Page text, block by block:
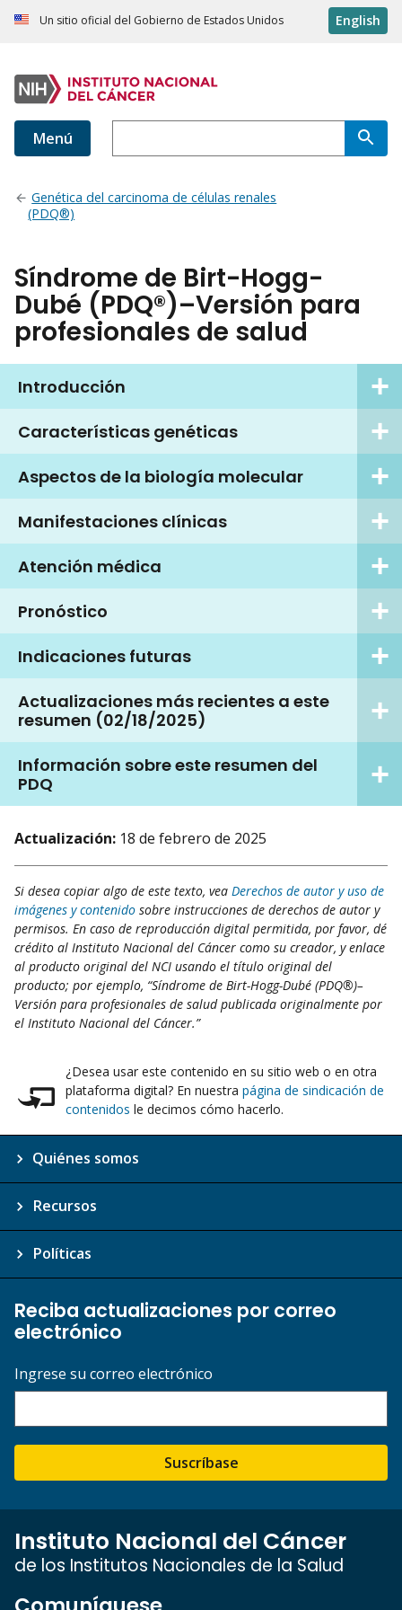
Un sitio oficial del Gobierno de Estados Unidos English
Menú
Genética del carcinoma de células renales
(PDQ®)
Síndrome de Birt-Hogg-
Dubé (PDQ®)–Versión para
profesionales de salud
Introducción
Características genéticas
Aspectos de la biología molecular
Manifestaciones clínicas
Atención médica
Pronóstico
Indicaciones futuras
Actualizaciones más recientes a este
resumen (02/18/2025)
Información sobre este resumen del
PDQ
Actualización: 18 de febrero de 2025
Si desea copiar algo de este texto, vea Derechos de autor y uso de
imágenes y contenido sobre instrucciones de derechos de autor y
permisos. En caso de reproducción digital permitida, por favor, dé
crédito al Instituto Nacional del Cáncer como su creador, y enlace
al producto original del NCI usando el título original del
producto; por ejemplo, “Síndrome de Birt-Hogg-Dubé (PDQ®)–
Versión para profesionales de salud publicada originalmente por
el Instituto Nacional del Cáncer.”
¿Desea usar este contenido en su sitio web o en otra
plataforma digital? En nuestra página de sindicación de
contenidos le decimos cómo hacerlo.
Quiénes somos
Recursos
Políticas
Reciba actualizaciones por correo
electrónico
Ingrese su correo electrónico
Suscríbase
Instituto Nacional del Cáncer
de los Institutos Nacionales de la Salud